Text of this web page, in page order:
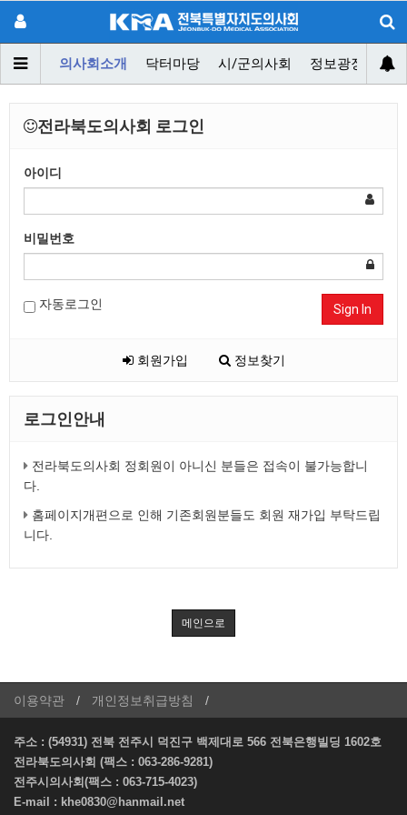
의사회소개 닥터마당 시/군의사회 정보광장 대
전라북도의사회 로그인
아이디
비밀번호
자동로그인 Sign In
회원가입 정보찾기
로그인안내
전라북도의사회 정회원이 아니신 분들은 접속이 불가능합니
다.
홈페이지개편으로 인해 기존회원분들도 회원 재가입 부탁드립
니다.
메인으로
이용약관 개인정보취급방침
주소 : (54931) 전북 전주시 덕진구 백제대로 566 전북은행빌딩 1602호
전라북도의사회 (팩스 : 063-286-9281)
전주시의사회(팩스 : 063-715-4023)
E-mail : khe0830@hanmail.net